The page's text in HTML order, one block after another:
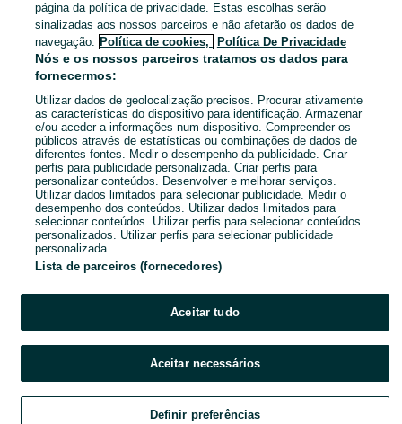
Vermoil
06 de agosto de 2026
50 €
Vermoil
03 de agosto de 2026
página da política de privacidade. Estas escolhas serão
sinalizadas aos nossos parceiros e não afetarão os dados de
navegação. Política de cookies, Política De Privacidade
Nós e os nossos parceiros tratamos os dados para
fornecermos:
Utilizar dados de geolocalização precisos. Procurar ativamente
as características do dispositivo para identificação. Armazenar
e/ou aceder a informações num dispositivo. Compreender os
públicos através de estatísticas ou combinações de dados de
diferentes fontes. Medir o desempenho da publicidade. Criar
perfis para publicidade personalizada. Criar perfis para
personalizar conteúdos. Desenvolver e melhorar serviços.
Utilizar dados limitados para selecionar publicidade. Medir o
desempenho dos conteúdos. Utilizar dados limitados para
selecionar conteúdos. Utilizar perfis para selecionar conteúdos
personalizados. Utilizar perfis para selecionar publicidade
personalizada.
Lista de parceiros (fornecedores)
Aceitar tudo
Aceitar necessários
Definir preferências